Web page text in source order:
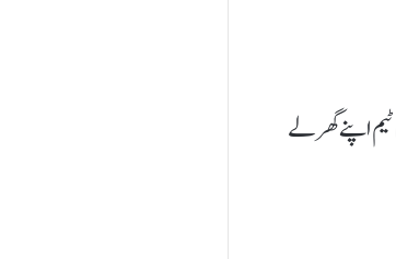
اپنے گھر لے